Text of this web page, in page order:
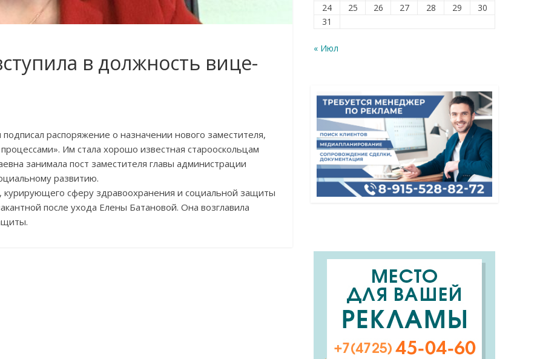
в должность вице-
распоряжение о назначении нового заместителя,
Им стала хорошо известная старооскольцам
занимала пост заместителя главы администрации
развитию.
сферу здравоохранения и социальной защиты
после ухода Елены Батановой. Она возглавила
24
25 26 27 28 29
30
31
« Июл